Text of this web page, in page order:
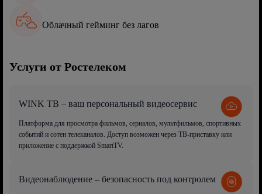
Облачный гейминг без лагов
Услуги от Ростелеком
WINK ТВ – ваш персональный видеосервис
Платформа для просмотра фильмов, сериалов, мультфильмов, спортивных
событий и сотен телеканалов. Доступ возможен через ТВ-приставку или
приложение с поддержкой SmartTV.
Видеонаблюдение – безопасность под контролем